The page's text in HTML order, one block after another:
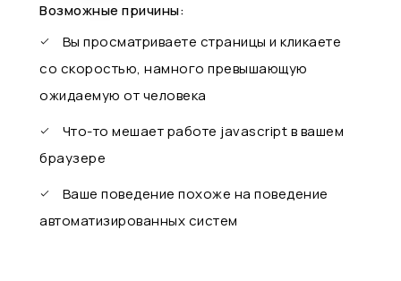
Возможные причины:
Вы просматриваете страницы и кликаете
со скоростью, намного превышающую
ожидаемую от человека
Что-то мешает работе javascript в вашем
браузере
Ваше поведение похоже на поведение
автоматизированных систем